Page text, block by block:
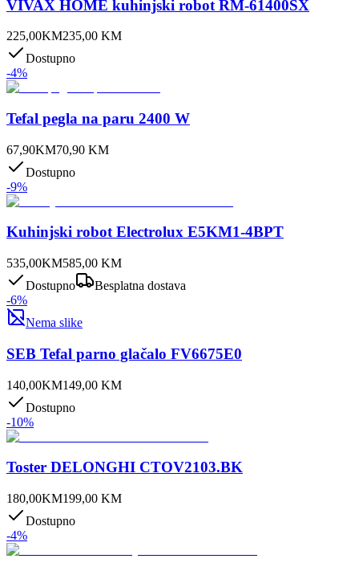
VIVAX HOME kuhinjski robot RM-61400SX
225,00KM235,00 KM
Dostupno
-4%
Tefal pegla na paru 2400 W
67,90KM70,90 KM
Dostupno
-9%
Kuhinjski robot Electrolux E5KM1-4BPT
535,00KM585,00 KM
Dostupno
Besplatna dostava
-6%
Nema slike
SEB Tefal parno glačalo FV6675E0
140,00KM149,00 KM
Dostupno
-10%
Toster DELONGHI CTOV2103.BK
180,00KM199,00 KM
Dostupno
-4%